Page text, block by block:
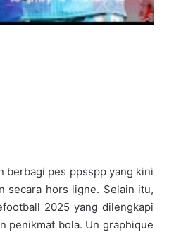
berbagi pes ppsspp yang kini
secara hors ligne. Selain itu,
2025 yang dilengkapi
penikmat bola. Un graphique